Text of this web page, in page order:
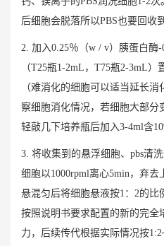
后细胞会脱落所以PBS也要回收
2. 加入0.25％（w / v）胰蛋白酶
（T25瓶1-2mL，T75瓶2-3mL
（难消化的细胞可以适当延长
察细胞消化情况，若细胞大部分
轻敲几下培养瓶后加入3-4ml含
3. 将收集到的悬浮细胞、pbs清
细胞以1000rpml离心5min，弃
悬混匀后将细胞悬液按1：2的比
按照说明书要求配置的新的完全
力，后续传代根据实际情况按